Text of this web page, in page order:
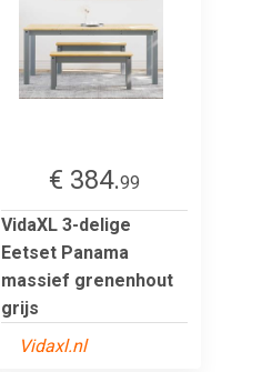
€ 384.99
VidaXL 3-delige
Eetset Panama
massief grenenhout
grijs
Vidaxl.nl